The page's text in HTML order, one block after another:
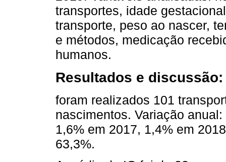
transportes, idade
transporte, peso ao nascer,
e métodos, medicação
humanos.
Resultados e discussão:
foram realizados 101
nascimentos. Variação
1,6% em 2017, 1,4% em
63,3%.